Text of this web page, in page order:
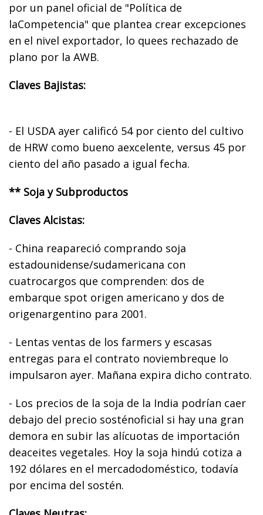
por un panel oficial de "Política de
laCompetencia" que plantea crear excepciones
en el nivel exportador, lo quees rechazado de
plano por la AWB.
Claves Bajistas:
- El USDA ayer calificó 54 por ciento del cultivo
de HRW como bueno aexcelente, versus 45 por
ciento del año pasado a igual fecha.
** Soja y Subproductos
Claves Alcistas:
- China reapareció comprando soja
estadounidense/sudamericana con
cuatrocargos que comprenden: dos de
embarque spot origen americano y dos de
origenargentino para 2001.
- Lentas ventas de los farmers y escasas
entregas para el contrato noviembreque lo
impulsaron ayer. Mañana expira dicho contrato.
- Los precios de la soja de la India podrían caer
debajo del precio sosténoficial si hay una gran
demora en subir las alícuotas de importación
deaceites vegetales. Hoy la soja hindú cotiza a
192 dólares en el mercadodoméstico, todavía
por encima del sostén.